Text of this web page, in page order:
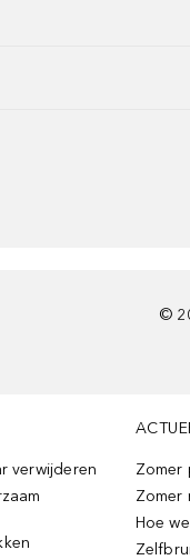
©
verwijderen
Zomer
Zomer
Hoe